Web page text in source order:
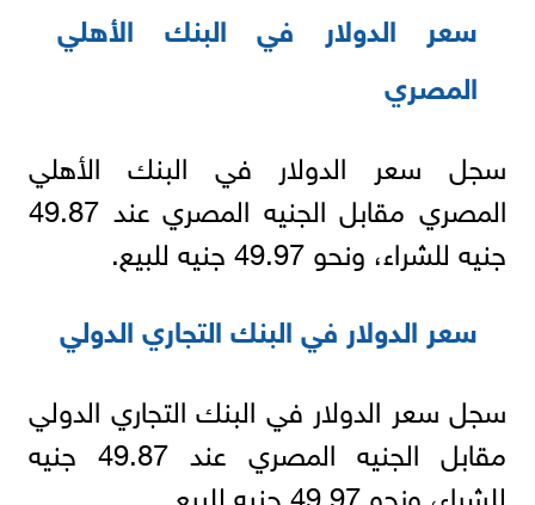
سعر الدولار في البنك الأهلي
المصري
سجل سعر الدولار في البنك الأهلي
المصري مقابل الجنيه المصري عند 49.87
جنيه للشراء، ونحو 49.97 جنيه للبيع.
سعر الدولار في البنك التجاري الدولي
سجل سعر الدولار في البنك التجاري الدولي
مقابل الجنيه المصري عند 49.87 جنيه
للشراء، ونحو 49.97 جنيه للبيع.